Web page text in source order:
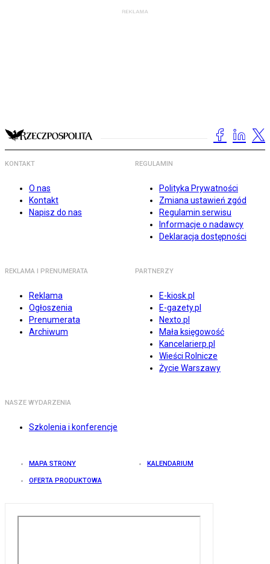
KONTAKT
O nas
Kontakt
Napisz do nas
REGULAMIN
Polityka Prywatności
Zmiana ustawień zgód
Regulamin serwisu
Informacje o nadawcy
Deklaracja dostępności
REKLAMA I PRENUMERATA
Reklama
Ogłoszenia
Prenumerata
Archiwum
PARTNERZY
E-kiosk.pl
E-gazety.pl
Nexto.pl
Mała księgowość
Kancelarierp.pl
Wieści Rolnicze
Życie Warszawy
NASZE WYDARZENIA
Szkolenia i konferencje
MAPA STRONY KALENDARIUM
OFERTA PRODUKTOWA